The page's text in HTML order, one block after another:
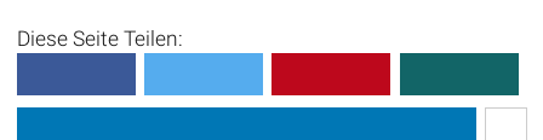
Diese Seite Teilen: